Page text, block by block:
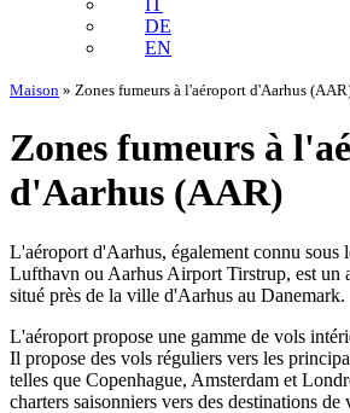
IT
DE
EN
Maison » Zones fumeurs à l'aéroport d'Aarhus
Zones fumeurs à
d'Aarhus (AAR)
L'aéroport d'Aarhus, également connu sous
Lufthavn ou Aarhus Airport Tirstrup, est un
situé près de la ville d'Aarhus au Danemark.
L'aéroport propose une gamme de vols
Il propose des vols réguliers vers les
telles que Copenhague, Amsterdam et
charters saisonniers vers des destinations de